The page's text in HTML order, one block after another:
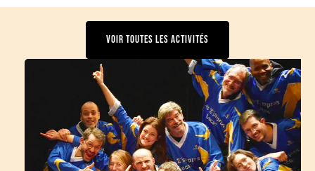
VOIR TOUTES LES ACTIVITÉS